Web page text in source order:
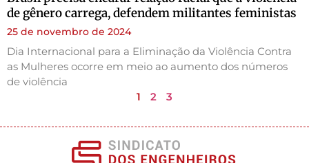
de gênero carrega, defendem militantes feministas
25 de novembro de 2024
Dia Internacional para a Eliminação da Violência Contra
as Mulheres ocorre em meio ao aumento dos números
de violência
1
2 3